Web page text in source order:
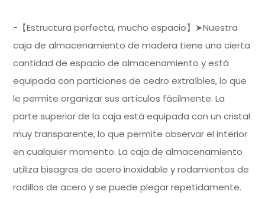
-【Estructura perfecta, mucho espacio】➤Nuestra
caja de almacenamiento de madera tiene una cierta
cantidad de espacio de almacenamiento y está
equipada con particiones de cedro extraíbles, lo que
le permite organizar sus artículos fácilmente. La
parte superior de la caja está equipada con un cristal
muy transparente, lo que permite observar el interior
en cualquier momento. La caja de almacenamiento
utiliza bisagras de acero inoxidable y rodamientos de
rodillos de acero y se puede plegar repetidamente.